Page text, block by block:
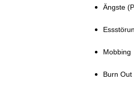
Ängste
Mobbing
Burn Out